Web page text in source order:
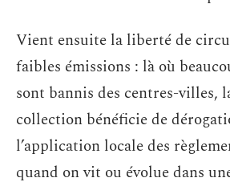
Vient ensuite la liberté de
faibles émissions : là où
sont bannis des centres-villes,
collection bénéficie de
l’application locale des
quand on vit ou évolue dans